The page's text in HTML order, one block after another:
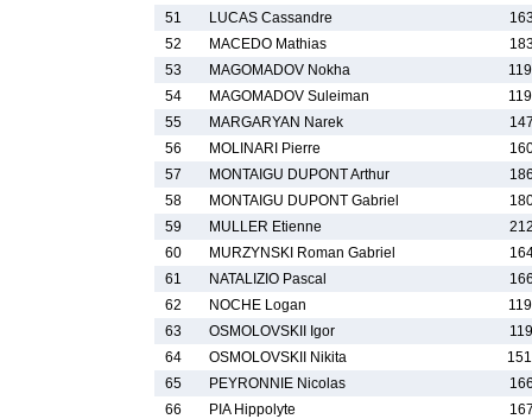
51
LUCAS Cassandre
52
MACEDO Mathias
53
MAGOMADOV Nokha
54
MAGOMADOV Suleiman
55
MARGARYAN Narek
56
MOLINARI Pierre
57
MONTAIGU DUPONT Arthur
58
MONTAIGU DUPONT Gabriel
59
MULLER Etienne
60
MURZYNSKI Roman Gabriel
61
NATALIZIO Pascal
62
NOCHE Logan
63
OSMOLOVSKII Igor
64
OSMOLOVSKII Nikita
65
PEYRONNIE Nicolas
66
PIA Hippolyte